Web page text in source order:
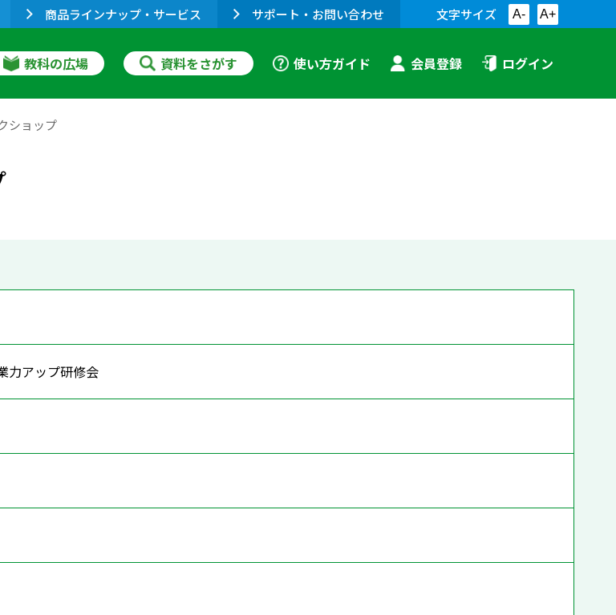
商品ラインナップ・サービス サポート・お問い合わせ 文字サイズ A- A+
教科の広場 資料をさがす 使い方ガイド 会員登録 ログイン
ショップ
力アップ研修会